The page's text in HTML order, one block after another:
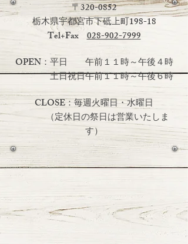
〒320-0852
栃木県宇都宮市下砥上町198-18
Tel+Fax028-902-7999
OPEN：平日 午前１１時～午後４時
土日祝日午前１１時～午後６時
CLOSE：毎週火曜日・水曜日
（定休日の祭日は営業いたしま
す）